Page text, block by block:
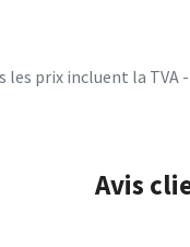
les prix incluent la TVA
Avis